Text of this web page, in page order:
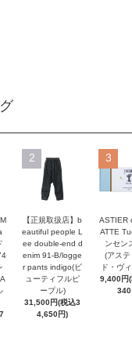
2
【正規取扱店】b
eautiful people L
ee double-end d
enim 91-B/logge
r pants indigo(ビ
ューティフルピ
ープル)
31,500円(税込3
4,650円)
3
ASTIER
ATTE
ンセン
(アステ
ド・ヴ
9,400円(
340